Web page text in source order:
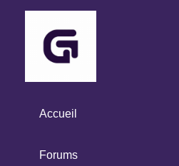
Accueil
Forums